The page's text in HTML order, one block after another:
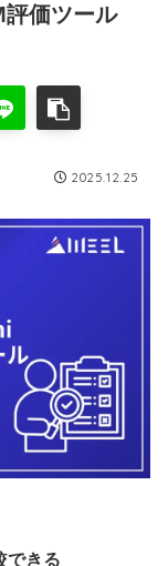
価ツール
2025.12.25
できる